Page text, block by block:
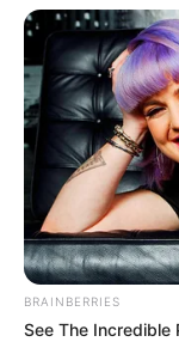
10 Desain
Tidur,
Kamar Raja
BRAINBERRIES
See The Incredible